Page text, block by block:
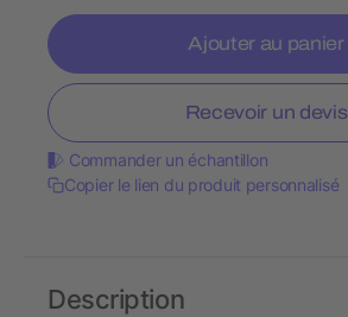
Ajouter au panier
Recevoir un devis
Commander un échantillon
Copier le lien du produit personnalisé
Description